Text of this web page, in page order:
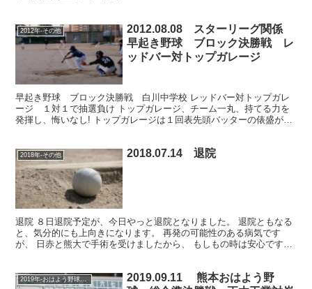
2012年-その他
2012.08.08 スターリーグ関係
早起き野球 ブロック決勝戦 レ
ッドバー対トップガレージ
早起き野球 ブロック決勝戦 白川中学校 レッドバー対トップガレ
ージ １対１で抽選負け トップガレージ、チーム一丸、持てる力を
発揮し、悔いなし! トップガレージは１回表先頭バッターの俵盛が三
2018年-その他 2018.07.14 退院
退院 ８日退院予定が、今日やっと退院となりました。 退院ともなる
と、気分的にも上向きになります。 再発の可能性のある病気です
が、 日赤と熊大で手術を受けましたから、 もしもの時は安心です。
2019年-おはよう野球大会
2019.09.11 熊本おはよう野